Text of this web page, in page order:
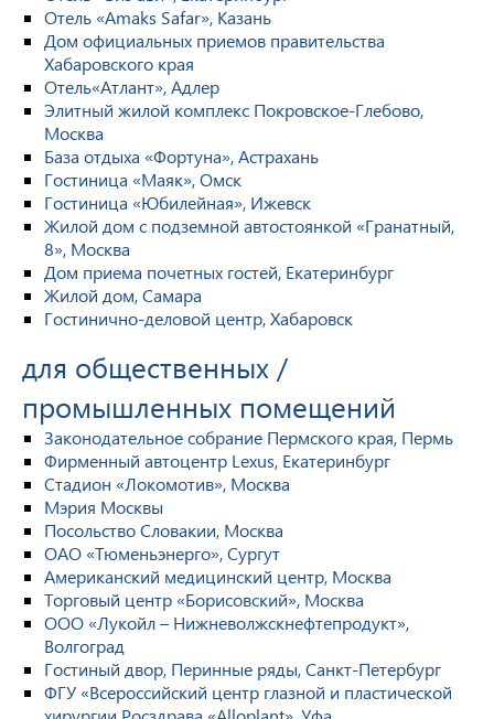
Отель «Amaks Safar», Казань
Дом официальных приемов правительства
Хабаровского края
Отель«Атлант», Адлер
Элитный жилой комплекс Покровское-Глебово,
Москва
База отдыха «Фортуна», Астрахань
Гостиница «Маяк», Омск
Гостиница «Юбилейная», Ижевск
Жилой дом с подземной автостоянкой «Гранатный,
8», Москва
Дом приема почетных гостей, Екатеринбург
Жилой дом, Самара
Гостинично-деловой центр, Хабаровск
для общественных /
промышленных помещений
Законодательное собрание Пермского края, Пермь
Фирменный автоцентр Lexus, Екатеринбург
Стадион «Локомотив», Москва
Мэрия Москвы
Посольство Словакии, Москва
ОАО «Тюменьэнерго», Сургут
Американский медицинский центр, Москва
Торговый центр «Борисовский», Москва
ООО «Лукойл – Нижневолжскнефтепродукт»,
Волгоград
Гостиный двор, Перинные ряды, Санкт-Петербург
ФГУ «Всероссийский центр глазной и пластической